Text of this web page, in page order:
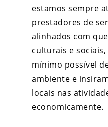
estamos sempre
prestadores de
alinhados com
culturais e
mínimo possível
ambiente e
locais nas
economicamente.